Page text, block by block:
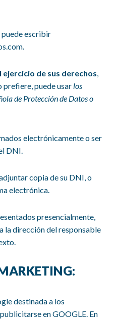
puede escribir
de sus derechos,
prefiere, puede usarlos
de Protección de Datos o
electrónicamente o ser
DNI.
copia de su DNI, o
electrónica.
presencialmente,
la dirección del responsable
destinada a los
en GOOGLE. En